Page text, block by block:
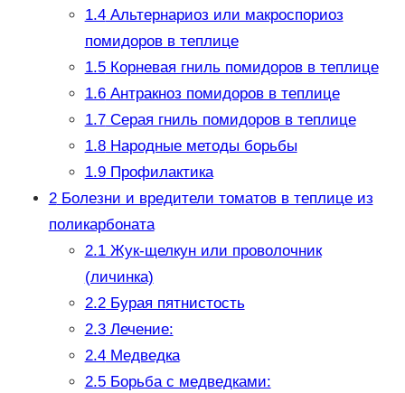
1.4Альтернариоз или макроспориоз
помидоров в теплице
1.5Корневая гниль помидоров в теплице
1.6Антракноз помидоров в теплице
1.7Серая гниль помидоров в теплице
1.8Народные методы борьбы
1.9Профилактика
2Болезни и вредители томатов в теплице из
поликарбоната
2.1Жук-щелкун или проволочник
(личинка)
2.2Бурая пятнистость
2.3Лечение:
2.4Медведка
2.5Борьба с медведками: